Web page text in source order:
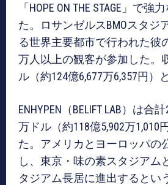
「HOPE ON THE STAGE」で強
た。ロサンゼルスBMOスタジ
る世界主要都市で行われた彼
万人以上の観客が参加した。
ル（約124億6,677万6,357円）
ENHYPEN（BELIFT LAB）は合
万ドル（約118億5,902万1,010
た。アメリカとヨーロッパの
し、東京・味の素スタジアム
タジアム長居に進出するとい